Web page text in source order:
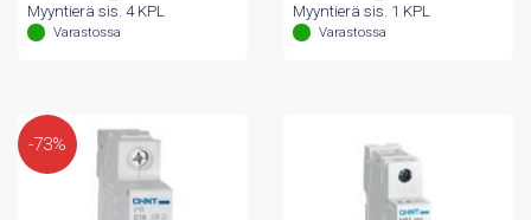
Myyntierä sis. 4 KPL
Varastossa
Myyntierä sis. 1 KPL
Varastossa
-73%